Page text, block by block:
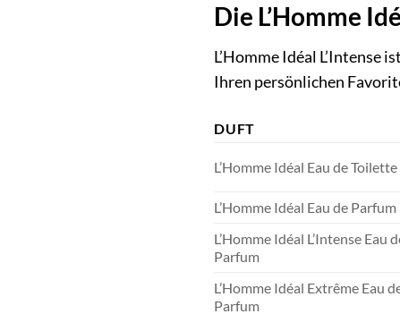
Die L’Homme
L’Homme Idéal L’Intense
Ihren persönlichen
DUFT
L’Homme Idéal Eau de Toilette
L’Homme Idéal Eau de Parfum
L’Homme Idéal L’Intense Eau
Parfum
L’Homme Idéal Extrême Eau
Parfum